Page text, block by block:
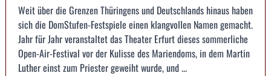
Weit über die Grenzen Thüringens und Deutschlands hinaus haben
sich die DomStufen-Festspiele einen klangvollen Namen gemacht.
Jahr für Jahr veranstaltet das Theater Erfurt dieses sommerliche
Open-Air-Festival vor der Kulisse des Mariendoms, in dem Martin
Luther einst zum Priester geweiht wurde, und ...